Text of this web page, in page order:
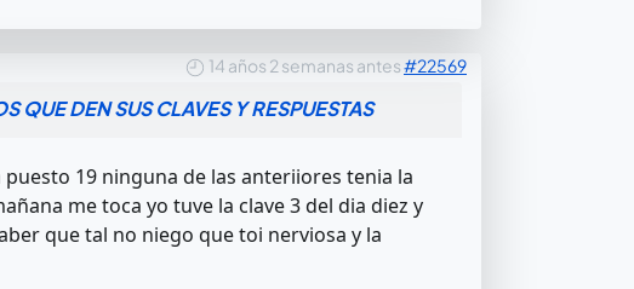
14 años 2 semanas antes#22569
QUE DEN SUS CLAVES Y RESPUESTAS
19 ninguna de las anteriiores tenia la
me toca yo tuve la clave 3 del dia diez y
que tal no niego que toi nerviosa y la